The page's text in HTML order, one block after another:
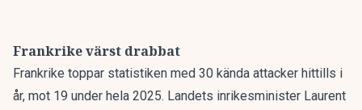
Frankrike värst drabbat
Frankrike toppar statistiken med 30 kända attacker hittills i
år, mot 19 under hela 2025. Landets inrikesminister Laurent